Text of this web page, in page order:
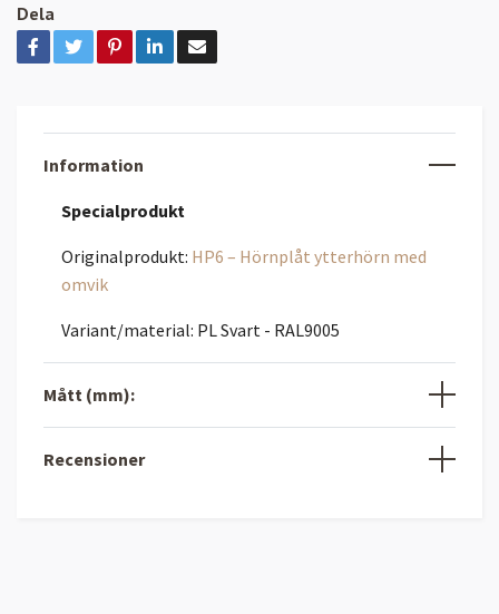
Dela
Information
Specialprodukt
Originalprodukt: HP6 – Hörnplåt ytterhörn med
omvik
Variant/material: PL Svart - RAL9005
Mått (mm):
Recensioner